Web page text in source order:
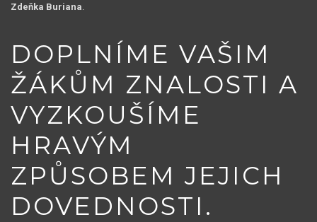
Zdeňka Buriana
DOPLNÍME VAŠIM
ŽÁKŮM ZNALOSTI A
VYZKOUŠÍME
HRAVÝM
ZPŮSOBEM JEJICH
DOVEDNOSTI.